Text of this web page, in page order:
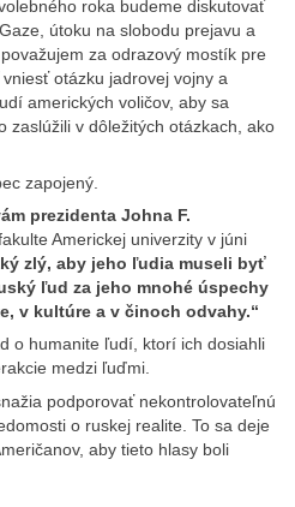
roka budeme diskutovať
útoku na slobodu prejavu a
za odrazový mostík pre
otázku jadrovej vojny a
amerických voličov, aby sa
zaslúžili v dôležitých otázkach, ako
zapojený.
prezidenta Johna F.
Americkej univerzity v júni
zlý, aby jeho ľudia museli byť
ľud za jeho mnohé úspechy
v kultúre a v činoch odvahy.“
o humanite ľudí, ktorí ich dosiahli
medzi ľuďmi.
podporovať nekontrolovateľnú
o ruskej realite. To sa deje
aby tieto hlasy boli